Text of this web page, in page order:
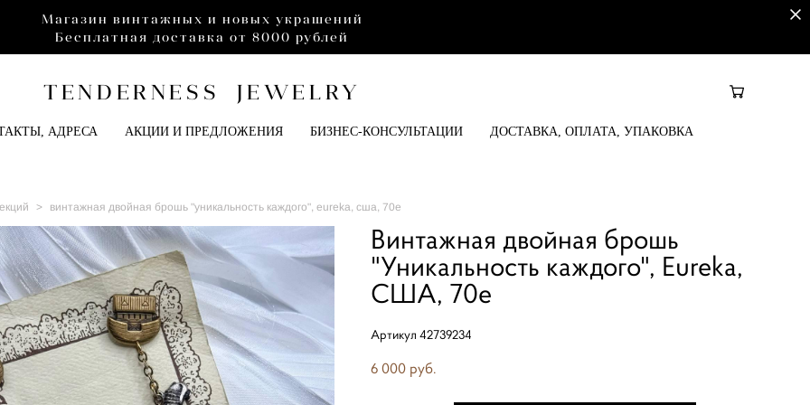
Магазин винтажных и новых украшений
Бесплатная доставка от 8000 рублей
TENDERNESS JEWELRY
АДРЕСА АКЦИИ И ПРЕДЛОЖЕНИЯ БИЗНЕС-КОНСУЛЬТАЦИИ ДОСТАВКА, ОПЛАТА, УПАКОВКА
> винтажная двойная брошь "уникальность каждого", eureka, сша, 70е
Винтажная двойная брошь
"Уникальность каждого", Eureka,
США, 70е
Артикул 42739234
6 000 pуб.